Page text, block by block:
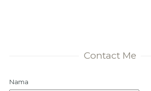
Contact Me
Nama